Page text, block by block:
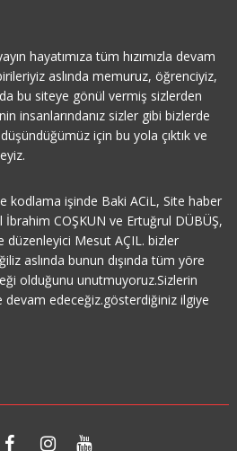
hayatımıza tüm hızımızla devam
aslında memuruz, öğrenciyiz,
bu siteye gönül vermiş sizlerden
insanlarındanız sizler gibi bizlerde
için bu yola çıktık ve
kodlama işinde Baki ACiL, Site haber
İbrahim COŞKUN ve Ertuğrul DÜBÜŞ,
düzenleyici Mesut AÇIL. bizler
aslında bunun dışında tüm yöre
olduğunu unutmuyoruz.Sizlerin
edeceğiz.gösterdiğiniz ilgiye